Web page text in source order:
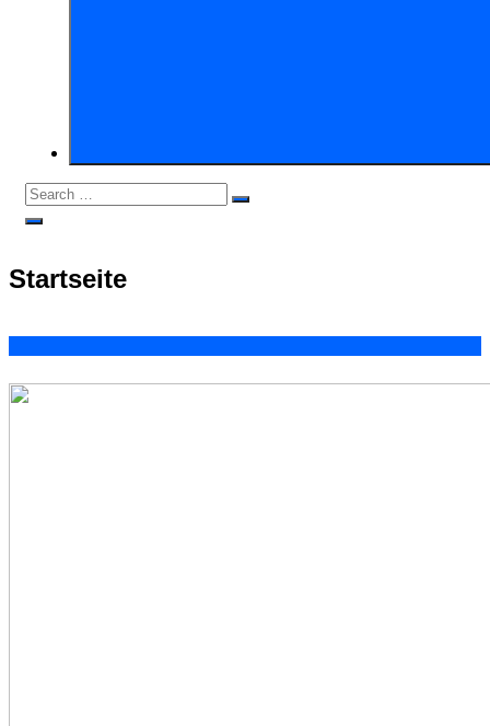
Search
for:
Search
Open
Startseite